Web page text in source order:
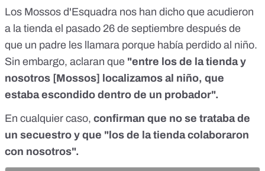
Los Mossos d'Esquadra nos han dicho que acudieron
a la tienda el pasado 26 de septiembre después de
que un padre les llamara porque había perdido al niño.
Sin embargo, aclaran que "entre los de la tienda y
nosotros [Mossos] localizamos al niño, que
estaba escondido dentro de un probador".
En cualquier caso, confirman que no se trataba de
un secuestro y que "los de la tienda colaboraron
con nosotros".